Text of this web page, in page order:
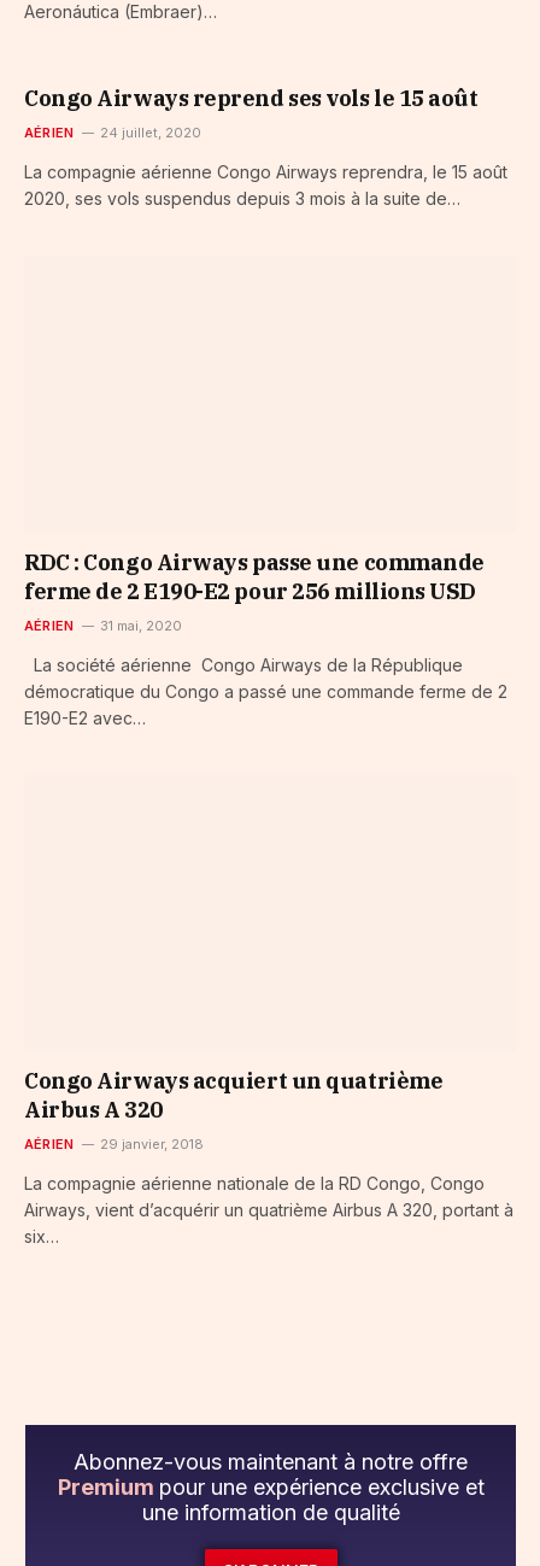
Aeronáutica (Embraer)…
Congo Airways reprend ses vols le 15 août
AÉRIEN 24 juillet, 2020
La compagnie aérienne Congo Airways reprendra, le 15 août
2020, ses vols suspendus depuis 3 mois à la suite de…
RDC : Congo Airways passe une commande
ferme de 2 E190-E2 pour 256 millions USD
AÉRIEN 31 mai, 2020
La société aérienne Congo Airways de la République
démocratique du Congo a passé une commande ferme de 2
E190-E2 avec…
Congo Airways acquiert un quatrième
Airbus A 320
AÉRIEN 29 janvier, 2018
La compagnie aérienne nationale de la RD Congo, Congo
Airways, vient d’acquérir un quatrième Airbus A 320, portant à
six…
Abonnez-vous maintenant à notre offre
Premium pour une expérience exclusive et
une information de qualité